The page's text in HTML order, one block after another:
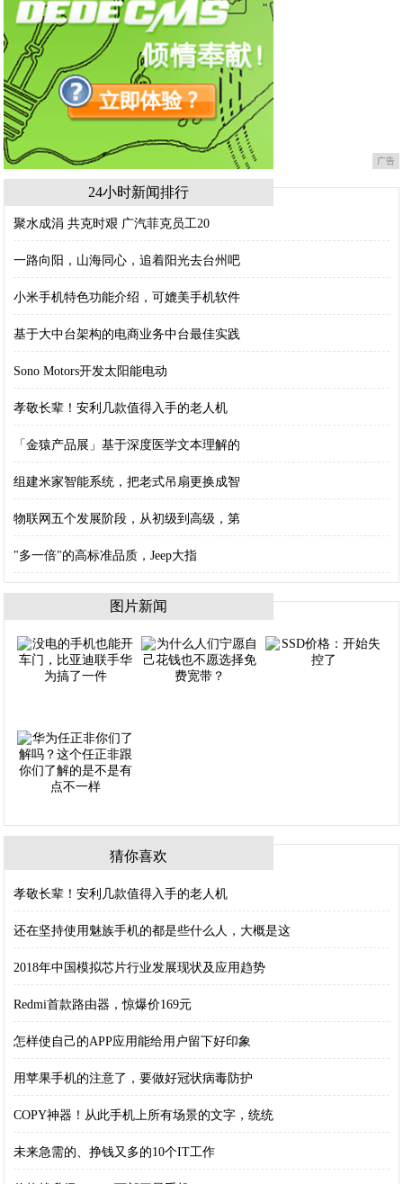
广告
24小时新闻排行
聚水成涓 共克时艰 广汽菲克员工20
一路向阳，山海同心，追着阳光去台州吧
小米手机特色功能介绍，可媲美手机软件
基于大中台架构的电商业务中台最佳实践
Sono Motors开发太阳能电动
孝敬长辈！安利几款值得入手的老人机
「金猿产品展」基于深度医学文本理解的
组建米家智能系统，把老式吊扇更换成智
物联网五个发展阶段，从初级到高级，第
"多一倍"的高标准品质，Jeep大指
图片新闻
猜你喜欢
孝敬长辈！安利几款值得入手的老人机
还在坚持使用魅族手机的都是些什么人，大概是这
2018年中国模拟芯片行业发展现状及应用趋势
Redmi首款路由器，惊爆价169元
怎样使自己的APP应用能给用户留下好印象
用苹果手机的注意了，要做好冠状病毒防护
COPY神器！从此手机上所有场景的文字，统统
未来急需的、挣钱又多的10个IT工作